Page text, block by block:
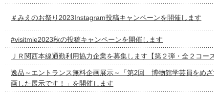
＃みえのお祭り2023Instagram投稿キャンペーンを開催します
#visitmie2023秋の投稿キャンペーンを開催します
ＪＲ関西本線通勤利用協力企業を募集します【第２弾・全２コース
逸品～エントランス無料企画展示～「第2回 博物館学芸員をめざ
画した展示です！」を開催します